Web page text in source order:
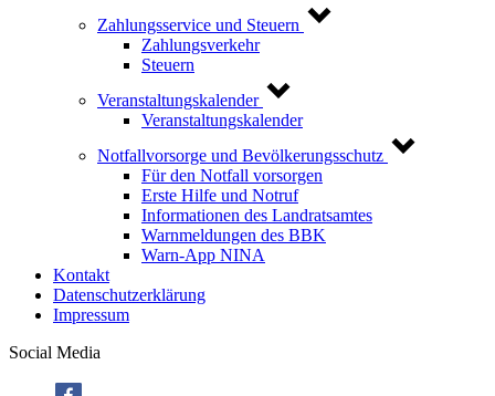
Zahlungsservice und Steuern
Zahlungsverkehr
Steuern
Veranstaltungskalender
Veranstaltungskalender
Notfallvorsorge und Bevölkerungsschutz
Für den Notfall vorsorgen
Erste Hilfe und Notruf
Informationen des Landratsamtes
Warnmeldungen des BBK
Warn-App NINA
Kontakt
Datenschutzerklärung
Impressum
Social Media